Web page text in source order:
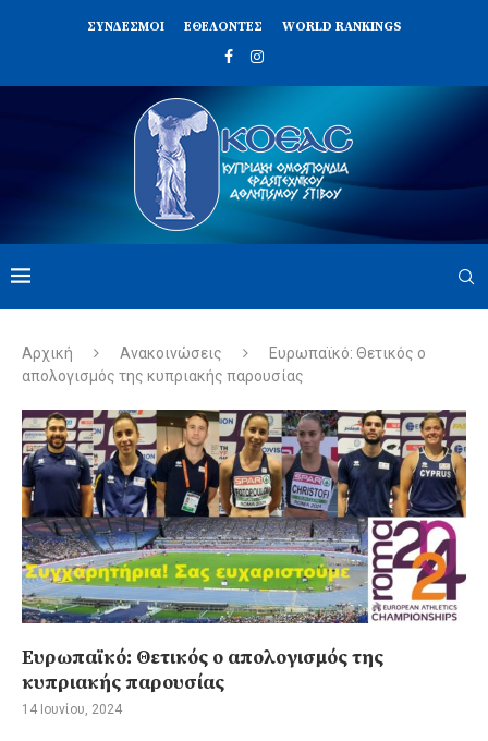
ΣΥΝΔΈΣΜΟΙ ΕΘΕΛΟΝΤΈΣ WORLD RANKINGS
Αρχική Ανακοινώσεις
Ευρωπαϊκό: Θετικός ο
απολογισμός της κυπριακής παρουσίας
Ευρωπαϊκό: Θετικός ο απολογισμός της
κυπριακής παρουσίας
14 Ιουνίου, 2024